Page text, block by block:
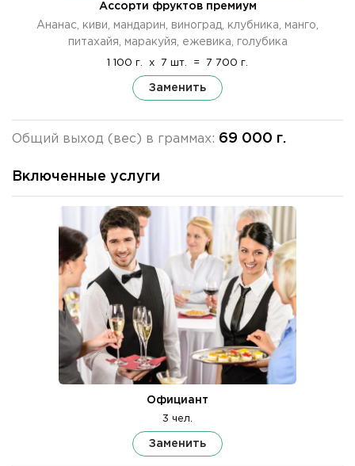
Ассорти фруктов премиум
Ананас, киви, мандарин, виноград, клубника, манго,
питахайя, маракуйя, ежевика, голубика
1 100 г. x 7 шт. = 7 700 г.
Заменить
Общий выход (вес) в граммах: 69 000 г.
Включенные услуги
Официант
3 чел.
Заменить